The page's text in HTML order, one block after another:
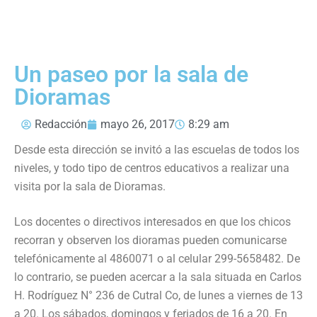
Un paseo por la sala de
Dioramas
Redacción mayo 26, 2017
8:29 am
Desde esta dirección se invitó a las escuelas de todos los
niveles, y todo tipo de centros educativos a realizar una
visita por la sala de Dioramas.
Los docentes o directivos interesados en que los chicos
recorran y observen los dioramas pueden comunicarse
telefónicamente al 4860071 o al celular 299-5658482. De
lo contrario, se pueden acercar a la sala situada en Carlos
H. Rodríguez N° 236 de Cutral Co, de lunes a viernes de 13
a 20. Los sábados, domingos y feriados de 16 a 20. En